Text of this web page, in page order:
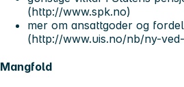
(http://www.spk.no)
mer om ansattgoder og
(http://www.uis.no/nb/ny-
Mangfold